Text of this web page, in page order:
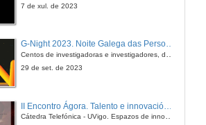
Conferencia
Entrevista ALISYS 1
7 de xul. de 2023
G-Night 2023. Noite Galega das Persoas Investigadoras. Conciencias creativas
29 de set. de 2023
Cátedra Telefónica - UVigo. Espazos de innovación